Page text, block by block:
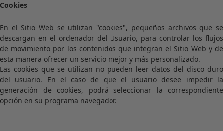
Cookies
En el Sitio Web se utilizan "cookies", pequeños archivos que se
descargan en el ordenador del Usuario, para controlar los flujos
de movimiento por los contenidos que integran el Sitio Web y de
esta manera ofrecer un servicio mejor y más personalizado.
Las cookies que se utilizan no pueden leer datos del disco duro
del usuario. En el caso de que el usuario desee impedir la
generación de cookies, podrá seleccionar la correspondiente
opción en su programa navegador.